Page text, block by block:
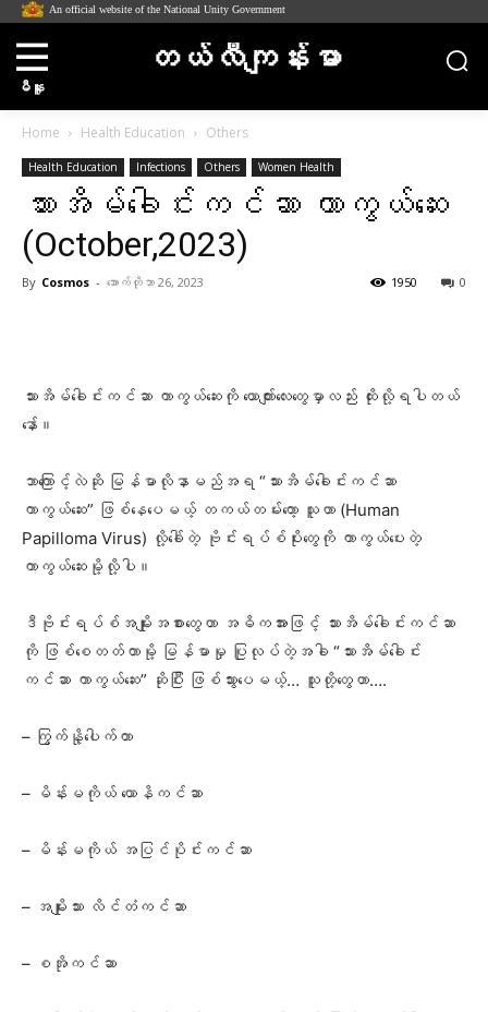
An official website of the National Unity Government
မီနူး
တယ်လီကျန်းမာ
Home Health Education Others
Health Education Infections Others Women Health
သားအိမ်ခေါင်းကင်ဆာ ကာကွယ်ဆေး
(October,2023)
By Cosmos - အောက်တိုဘာ 26, 2023 0
1950
သားအိမ်ခေါင်းကင်ဆာ ကာကွယ်ဆေးကို ယောက်ျားလေးတွေမှာလည်း ထိုးလို့ရပါတယ်
နော်။
ဘာကြောင့်လဲဆို မြန်မာလိုနာမည်အရ “သားအိမ်ခေါင်းကင်ဆာ
ကာကွယ်ဆေး” ဖြစ်နေပေမယ့် တကယ်တမ်းတော့ သူဟာ (Human
Papilloma Virus) လို့ခေါ်တဲ့ ဗိုင်းရပ်စ်ပိုးတွေကို ကာကွယ်ပေးတဲ့
ကာကွယ်ဆေးမို့လို့ပါ။
ဒီဗိုင်းရပ်စ်အမျိုးအစားတွေဟာ အဓိကအားဖြင့် သားအိမ်ခေါင်းကင်ဆာ
ကို ဖြစ်စေတတ်တာမို့ မြန်မာမှု ပြုလုပ်တဲ့အခါ “သားအိမ်ခေါင်း
ကင်ဆာ ကာကွယ်ဆေး” ဆိုပြီး ဖြစ်သွားပေမယ့်… သူတို့တွေဟာ….
– ကြွက်နို့ပေါက်တာ
– မိန်းမကိုယ် ယောနိကင်ဆာ
– မိန်းမကိုယ် အပြင်ပိုင်းကင်ဆာ
– အမျိုးသား လိင်တံကင်ဆာ
– စအိုကင်ဆာ